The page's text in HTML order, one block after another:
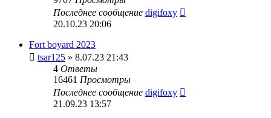
Последнее сообщение digifoxy
20.10.23 20:06
Fort boyard 2023
tsar125 » 8.07.23 21:43
4 Ответы
16461 Просмотры
Последнее сообщение digifoxy
21.09.23 13:57